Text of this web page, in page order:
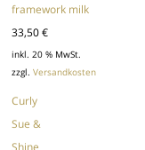
framework milk
33,50€
inkl. 20 % MwSt.
zzgl.Versandkosten
Curly
Sue &